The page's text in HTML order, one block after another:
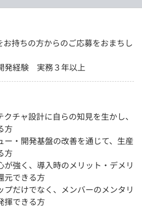
お持ちの方からのご応募をおまちし
発経験 実務３年以上
クチャ設計に自らの知見を生かし、
方
ー・開発基盤の改善を通じて、生産
方
が強く、導入時のメリット・デメリ
元できる方
プだけでなく、メンバーのメンタリ
揮できる方